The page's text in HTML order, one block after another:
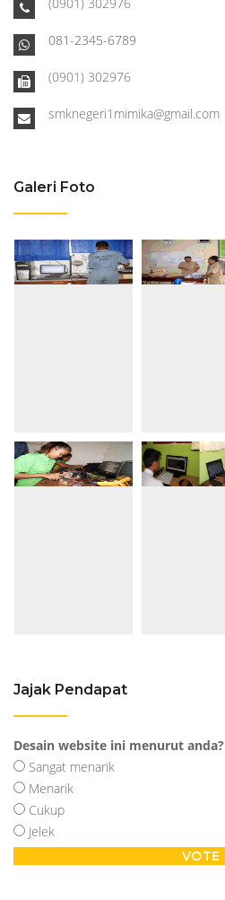
081-2345-6789
(0901) 302976
smknegeri1mimika@gmail.com
Galeri Foto
Jajak Pendapat
Desain website ini menurut anda?
Sangat menarik
Menarik
Cukup
Jelek